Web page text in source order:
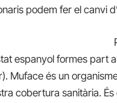
podem fer el canvi
espanyol formes part
Muface és un
cobertura sanitària.